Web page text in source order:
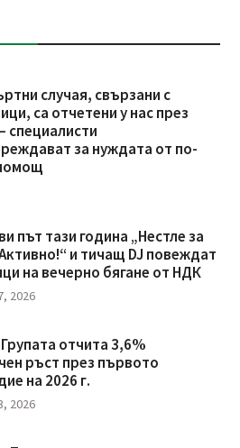
случая, свързани с
са отчетени у нас през
специалисти
за нуждата от по-
път тази година „Нестле за
и тичащ DJ повеждат
на вечерно бягане от НДК
2026
отчита 3,6%
ръст през първото
на 2026 г.
2026